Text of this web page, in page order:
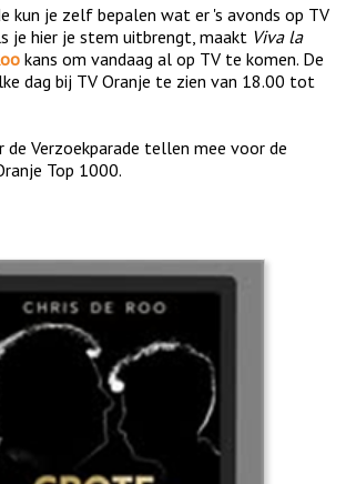
kun je zelf bepalen wat er 's avonds op TV
je hier je stem uitbrengt, maakt Viva la
kans om vandaag al op TV te komen. De
dag bij TV Oranje te zien van 18.00 tot
Verzoekparade tellen mee voor de
Top 1000.